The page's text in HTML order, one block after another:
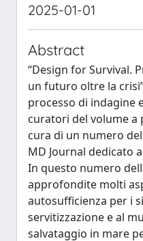
2025-01-01
Abstract
“Design for Survival.
un futuro oltre la
processo di indagine
curatori del volume a
cura di un numero
MD Journal dedicato
In questo numero
approfondite molti
autosufficienza per i
servitizzazione e al
salvataggio in mare